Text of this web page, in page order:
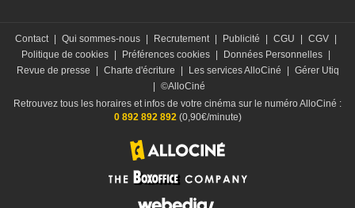
Contact Qui sommes-nous Recrutement Publicité CGU CGV
Politique de cookies
Préférences cookies Données Personnelles
Revue de presse
Charte d'écriture Les services AlloCiné
Gérer Utiq
©AlloCiné
Retrouvez tous les horaires et infos de votre cinéma sur le numéro AlloCiné :
0 892 892 892(0,90€/minute)